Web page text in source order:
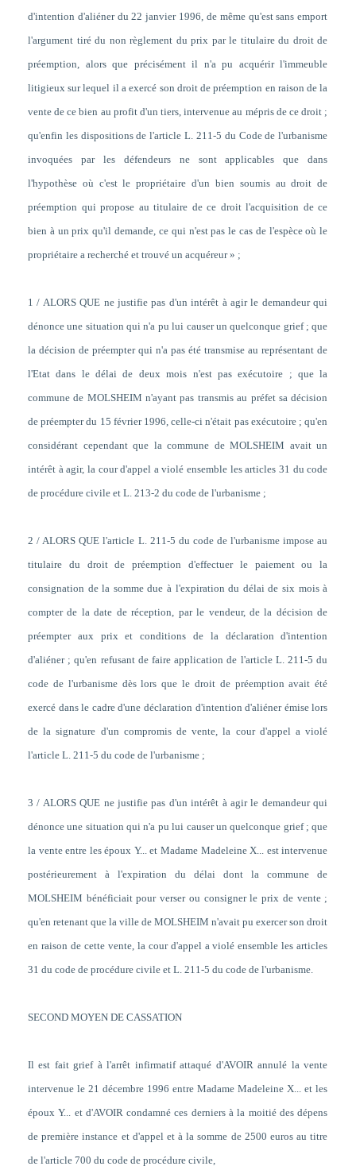
d'intention d'aliéner du 22 janvier 1996, de même qu'est sans emport
l'argument tiré du non règlement du prix par le titulaire du droit de
préemption, alors que précisément il n'a pu acquérir l'immeuble
litigieux sur lequel il a exercé son droit de préemption en raison de la
vente de ce bien au profit d'un tiers, intervenue au mépris de ce droit ;
qu'enfin les dispositions de l'article L. 211-5 du Code de l'urbanisme
invoquées par les défendeurs ne sont applicables que dans
l'hypothèse où c'est le propriétaire d'un bien soumis au droit de
préemption qui propose au titulaire de ce droit l'acquisition de ce
bien à un prix qu'il demande, ce qui n'est pas le cas de l'espèce où le
propriétaire a recherché et trouvé un acquéreur » ;
1 / ALORS QUE ne justifie pas d'un intérêt à agir le demandeur qui
dénonce une situation qui n'a pu lui causer un quelconque grief ; que
la décision de préempter qui n'a pas été transmise au représentant de
l'Etat dans le délai de deux mois n'est pas exécutoire ; que la
commune de MOLSHEIM n'ayant pas transmis au préfet sa décision
de préempter du 15 février 1996, celle-ci n'était pas exécutoire ; qu'en
considérant cependant que la commune de MOLSHEIM avait un
intérêt à agir, la cour d'appel a violé ensemble les articles 31 du code
de procédure civile et L. 213-2 du code de l'urbanisme ;
2 / ALORS QUE l'article L. 211-5 du code de l'urbanisme impose au
titulaire du droit de préemption d'effectuer le paiement ou la
consignation de la somme due à l'expiration du délai de six mois à
compter de la date de réception, par le vendeur, de la décision de
préempter aux prix et conditions de la déclaration d'intention
d'aliéner ; qu'en refusant de faire application de l'article L. 211-5 du
code de l'urbanisme dès lors que le droit de préemption avait été
exercé dans le cadre d'une déclaration d'intention d'aliéner émise lors
de la signature d'un compromis de vente, la cour d'appel a violé
l'article L. 211-5 du code de l'urbanisme ;
3 / ALORS QUE ne justifie pas d'un intérêt à agir le demandeur qui
dénonce une situation qui n'a pu lui causer un quelconque grief ; que
la vente entre les époux Y... et Madame Madeleine X... est intervenue
postérieurement à l'expiration du délai dont la commune de
MOLSHEIM bénéficiait pour verser ou consigner le prix de vente ;
qu'en retenant que la ville de MOLSHEIM n'avait pu exercer son droit
en raison de cette vente, la cour d'appel a violé ensemble les articles
31 du code de procédure civile et L. 211-5 du code de l'urbanisme.
SECOND MOYEN DE CASSATION
Il est fait grief à l'arrêt infirmatif attaqué d'AVOIR annulé la vente
intervenue le 21 décembre 1996 entre Madame Madeleine X... et les
époux Y... et d'AVOIR condamné ces derniers à la moitié des dépens
de première instance et d'appel et à la somme de 2500 euros au titre
de l'article 700 du code de procédure civile,